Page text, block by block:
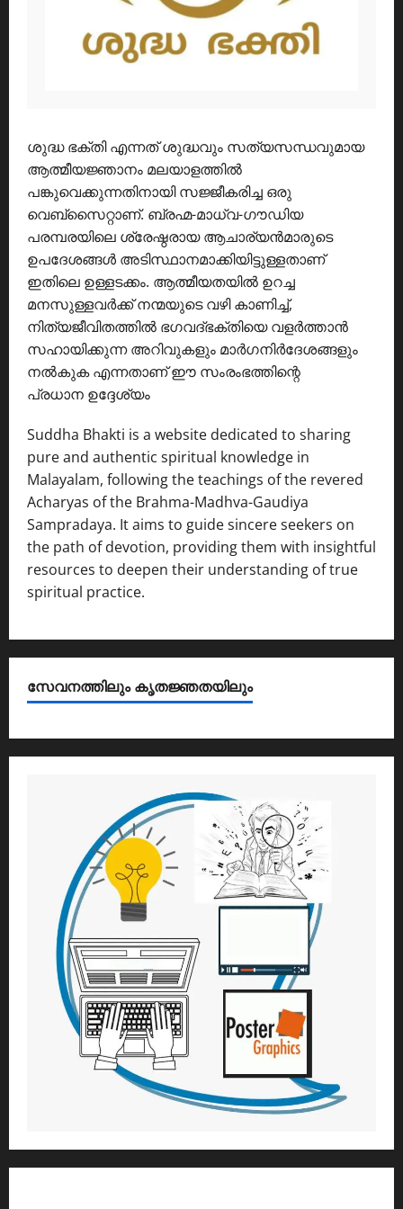
ശുദ്ധ ഭക്തി എന്നത് ശുദ്ധവും സത്യസന്ധവുമായ
ആത്മീയജ്ഞാനം മലയാളത്തിൽ
പങ്കുവെക്കുന്നതിനായി സജ്ജീകരിച്ച ഒരു
വെബ്സൈറ്റാണ്. ബ്രഹ്മ-മാധ്വ-ഗൗഡിയ
പരമ്പരയിലെ ശ്രേഷ്ഠരായ ആചാര്യൻമാരുടെ
ഉപദേശങ്ങൾ അടിസ്ഥാനമാക്കിയിട്ടുള്ളതാണ്
ഇതിലെ ഉള്ളടക്കം. ആത്മീയതയിൽ ഉറച്ച
മനസുള്ളവർക്ക് നന്മയുടെ വഴി കാണിച്ച്,
നിത്യജീവിതത്തിൽ ഭഗവദ്ഭക്തിയെ വളർത്താൻ
സഹായിക്കുന്ന അറിവുകളും മാർഗനിർദേശങ്ങളും
നൽകുക എന്നതാണ് ഈ സംരംഭത്തിന്റെ
പ്രധാന ഉദ്ദേശ്യം
Suddha Bhakti is a website dedicated to sharing
pure and authentic spiritual knowledge in
Malayalam, following the teachings of the revered
Acharyas of the Brahma-Madhva-Gaudiya
Sampradaya. It aims to guide sincere seekers on
the path of devotion, providing them with insightful
resources to deepen their understanding of true
spiritual practice.
സേവനത്തിലും കൃതജ്ഞതയിലും